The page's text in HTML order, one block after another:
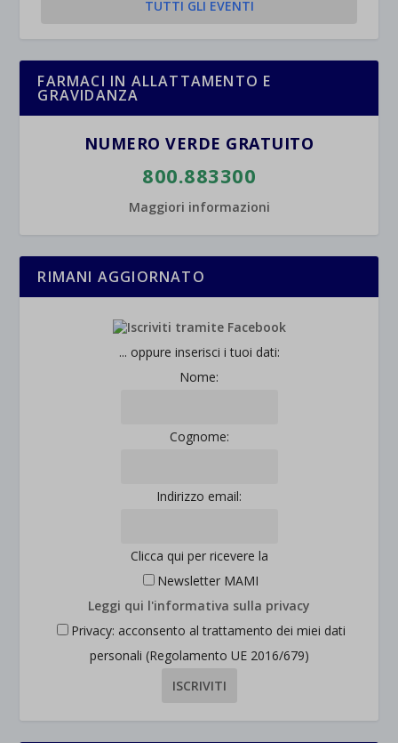
TUTTI GLI EVENTI
FARMACI IN ALLATTAMENTO E
GRAVIDANZA
NUMERO VERDE GRATUITO
800.883300
Maggiori informazioni
RIMANI AGGIORNATO
... oppure inserisci i tuoi dati:
Nome:
Cognome:
Indirizzo email:
Clicca qui per ricevere la
Newsletter MAMI
Leggi qui l'informativa sulla privacy
Privacy: acconsento al trattamento dei miei dati
personali (Regolamento UE 2016/679)